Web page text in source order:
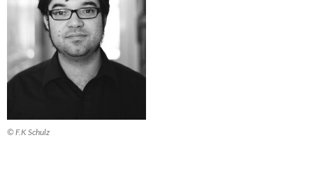
© F.K Schulz